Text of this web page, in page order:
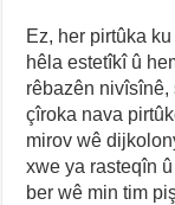
Ez, her pirtûka
hêla estetîkî û
rêbazên nivîsînê,
çîroka nava
mirov wê
xwe ya rasteqîn
ber wê min tim